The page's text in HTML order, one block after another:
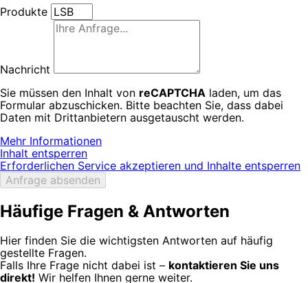
Produkte
Nachricht
Sie müssen den Inhalt von reCAPTCHA laden, um das
Formular abzuschicken. Bitte beachten Sie, dass dabei
Daten mit Drittanbietern ausgetauscht werden.
Mehr Informationen
Inhalt entsperren
Erforderlichen Service akzeptieren und Inhalte entsperren
Anfrage absenden
Häufige Fragen & Antworten
Hier finden Sie die wichtigsten Antworten auf häufig
gestellte Fragen.
Falls Ihre Frage nicht dabei ist – kontaktieren Sie uns
direkt! Wir helfen Ihnen gerne weiter.